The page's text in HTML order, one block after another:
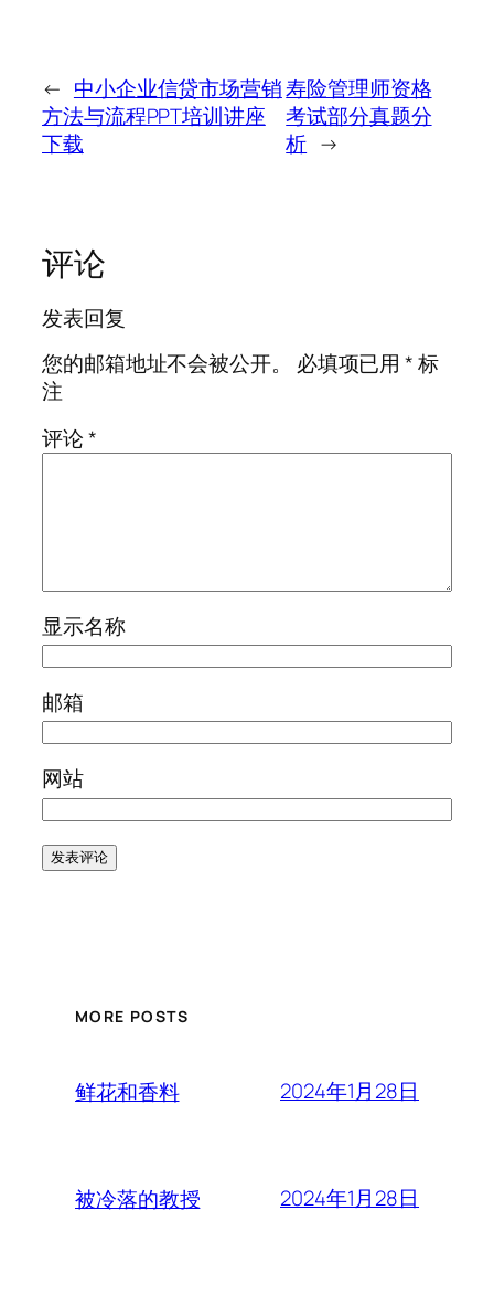
← 中小企业信贷市场营销
方法与流程PPT培训讲座
下载
寿险管理师资格
考试部分真题分
析 →
评论
发表回复
您的邮箱地址不会被公开。
必填项已用*标
注
评论*
显示名称
邮箱
网站
MORE POSTS
鲜花和香料 2024年1月28日
被冷落的教授 2024年1月28日